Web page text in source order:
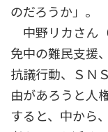
のだろうか」。
中野リカさん
免中の難民支援
抗議行動、ＳＮ
由があろうと人
すると、中から